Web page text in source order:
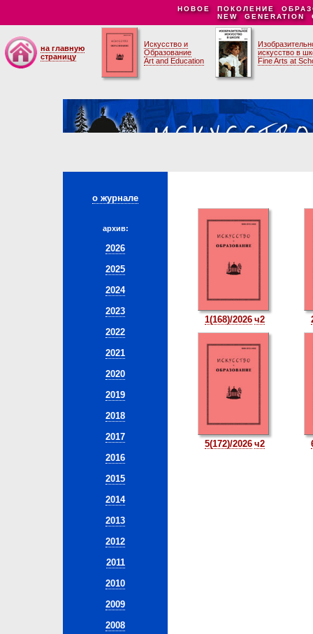
НОВОЕ ПОКОЛЕНИЕ
NEW GENERATION
на главную
страницу
Искусство и
Образование
Art and Education
искусство в
Fine Arts at
о журнале
архив:
2026
2025
2024
2023
2022
2021
2020
2019
2018
2017
2016
2015
2014
2013
2012
2011
2010
2009
2008
1(168)/2026 ч2
5(172)/2026 ч2